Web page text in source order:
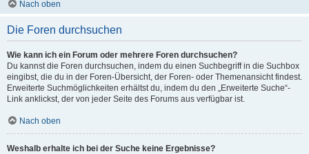
Nach oben
Die Foren durchsuchen
Wie kann ich ein Forum oder mehrere Foren durchsuchen?
Du kannst die Foren durchsuchen, indem du einen Suchbegriff in die Suchbox
eingibst, die du in der Foren-Übersicht, der Foren- oder Themenansicht findest.
Erweiterte Suchmöglichkeiten erhältst du, indem du den „Erweiterte Suche“-
Link anklickst, der von jeder Seite des Forums aus verfügbar ist.
Nach oben
Weshalb erhalte ich bei der Suche keine Ergebnisse?